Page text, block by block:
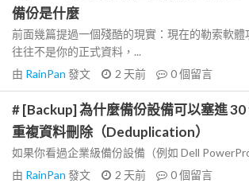
備份是什麼
前面幾篇提過一個殘酷的現實：現在的勒索軟
往往不是你的正式資料，...
由 RainPan 發文 2 天前 0個留言
# [Backup] 為什麼備份設備可以塞進
重複資料刪除（Deduplication）
如果你看過企業級備份設備（例如 Dell
由 RainPan 發文 2 天前 0個留言